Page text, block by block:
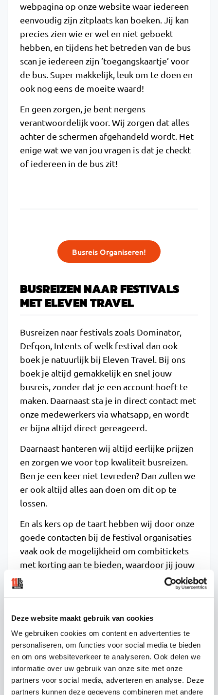
Deze website maakt gebruik van cookies
We gebruiken cookies om content en advertenties te
personaliseren, om functies voor social media te bieden
en om ons websiteverkeer te analyseren. Ook delen we
informatie over uw gebruik van onze site met onze
partners voor social media, adverteren en analyse. Deze
partners kunnen deze gegevens combineren met andere
webpagina op onze website waar iedereen
eenvoudig zijn zitplaats kan boeken. Jij kan
precies zien wie er wel en niet geboekt
hebben, en tijdens het betreden van de bus
scan je iedereen zijn ’toegangskaartje’ voor
de bus. Super makkelijk, leuk om te doen en
ook nog eens de moeite waard!
En geen zorgen, je bent nergens
verantwoordelijk voor. Wij zorgen dat alles
achter de schermen afgehandeld wordt. Het
enige wat we van jou vragen is dat je checkt
of iedereen in de bus zit!
Busreis Organiseren!
BUSREIZEN NAAR FESTIVALS
MET ELEVEN TRAVEL
Busreizen naar festivals zoals Dominator,
Defqon, Intents of welk festival dan ook
boek je natuurlijk bij Eleven Travel. Bij ons
boek je altijd gemakkelijk en snel jouw
busreis, zonder dat je een account hoeft te
maken. Daarnaast sta je in direct contact met
onze medewerkers via whatsapp, en wordt
er bijna altijd direct gereageerd.
Daarnaast hanteren wij altijd eerlijke prijzen
en zorgen we voor top kwaliteit busreizen.
Ben je een keer niet tevreden? Dan zullen we
er ook altijd alles aan doen om dit op te
lossen.
En als kers op de taart hebben wij door onze
goede contacten bij de festival organisaties
vaak ook de mogelijkheid om combitickets
met korting aan te bieden, waardoor jij jouw
busreis én festival ticket met extra voordeel
aan kunt schaffen.
50 personen
wilt organiseren. Dit alles doe je
bij Eleven Travel. Boek direct, of neem
contactmet ons op. Dan gaan we direct voor
je aan de slag!